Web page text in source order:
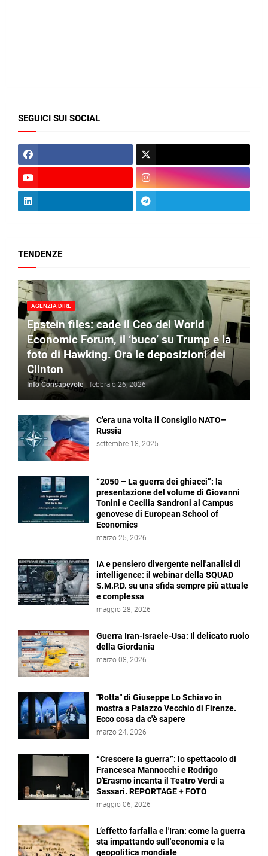
SEGUICI SUI SOCIAL
TENDENZE
AGENZIA DIRE
Epstein files: cade il Ceo del World
Economic Forum, il ‘buco’ su Trump e la
foto di Hawking. Ora le deposizioni dei
Clinton
Info Consapevole - febbraio 26, 2026
C’era una volta il Consiglio NATO–
Russia
settembre 18, 2025
“2050 – La guerra dei ghiacci”: la
presentazione del volume di Giovanni
Tonini e Cecilia Sandroni al Campus
genovese di European School of
Economics
marzo 25, 2026
IA e pensiero divergente nell'analisi di
intelligence: il webinar della SQUAD
S.M.P.D. su una sfida sempre più attuale
e complessa
maggio 28, 2026
Guerra Iran-Israele-Usa: Il delicato ruolo
della Giordania
marzo 08, 2026
"Rotta" di Giuseppe Lo Schiavo in
mostra a Palazzo Vecchio di Firenze.
Ecco cosa da c'è sapere
marzo 24, 2026
“Crescere la guerra”: lo spettacolo di
Francesca Mannocchi e Rodrigo
D'Erasmo incanta il Teatro Verdi a
Sassari. REPORTAGE + FOTO
maggio 06, 2026
L’effetto farfalla e l'Iran: come la guerra
sta impattando sull'economia e la
geopolitica mondiale